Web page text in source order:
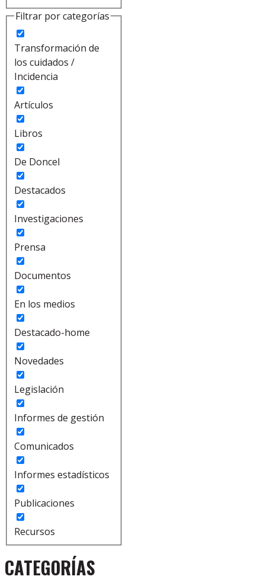
Filtrar por categorías
Transformación de
los cuidados /
Incidencia
Artículos
Libros
De Doncel
Destacados
Investigaciones
Prensa
Documentos
En los medios
Destacado-home
Novedades
Legislación
Informes de gestión
Comunicados
Informes estadísticos
Publicaciones
Recursos
CATEGORÍAS